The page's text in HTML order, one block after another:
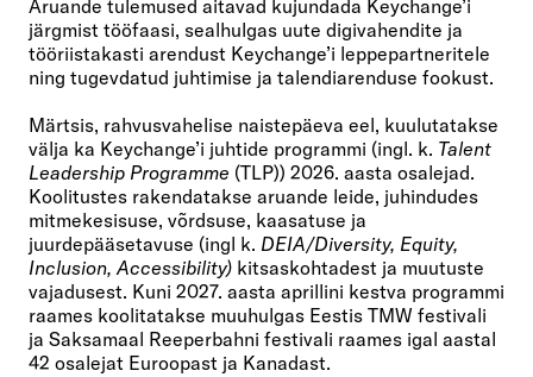
Aruande tulemused aitavad kujundada Keychange’i
järgmist tööfaasi, sealhulgas uute digivahendite ja
tööriistakasti arendust Keychange’i leppepartneritele
ning tugevdatud juhtimise ja talendiarenduse fookust.
Märtsis, rahvusvahelise naistepäeva eel, kuulutatakse
välja ka Keychange’i juhtide programmi (ingl. k. Talent
Leadership Programme (TLP)) 2026. aasta osalejad.
Koolitustes rakendatakse aruande leide, juhindudes
mitmekesisuse, võrdsuse, kaasatuse ja
juurdepääsetavuse (ingl k. DEIA/Diversity, Equity,
Inclusion, Accessibility) kitsaskohtadest ja muutuste
vajadusest. Kuni 2027. aasta aprillini kestva programmi
raames koolitatakse muuhulgas Eestis TMW festivali
ja Saksamaal Reeperbahni festivali raames igal aastal
42 osalejat Euroopast ja Kanadast.